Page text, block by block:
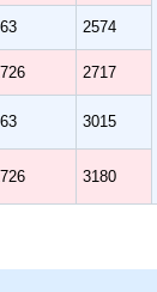
2574
2717
3015
3180